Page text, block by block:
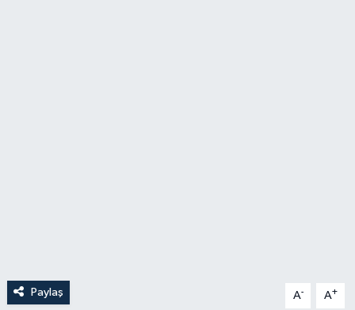
Paylaş A- A+